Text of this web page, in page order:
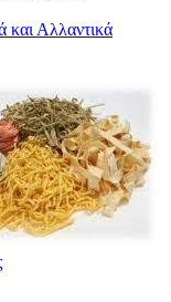
και Αλλαντικά